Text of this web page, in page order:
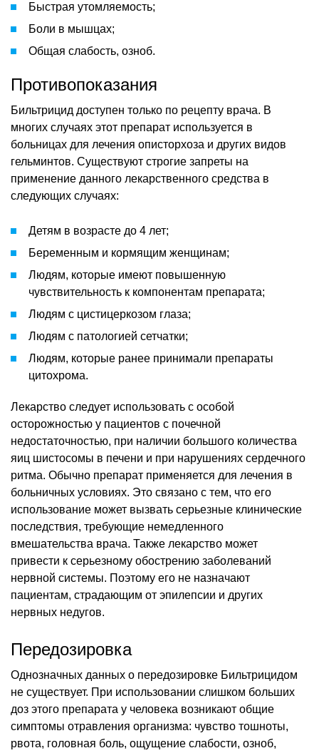
Быстрая утомляемость;
Боли в мышцах;
Общая слабость, озноб.
Противопоказания
Бильтрицид доступен только по рецепту врача. В
многих случаях этот препарат используется в
больницах для лечения описторхоза и других видов
гельминтов. Существуют строгие запреты на
применение данного лекарственного средства в
следующих случаях:
Детям в возрасте до 4 лет;
Беременным и кормящим женщинам;
Людям, которые имеют повышенную
чувствительность к компонентам препарата;
Людям с цистицеркозом глаза;
Людям с патологией сетчатки;
Людям, которые ранее принимали препараты
цитохрома.
Лекарство следует использовать с особой
осторожностью у пациентов с почечной
недостаточностью, при наличии большого количества
яиц шистосомы в печени и при нарушениях сердечного
ритма. Обычно препарат применяется для лечения в
больничных условиях. Это связано с тем, что его
использование может вызвать серьезные клинические
последствия, требующие немедленного
вмешательства врача. Также лекарство может
привести к серьезному обострению заболеваний
нервной системы. Поэтому его не назначают
пациентам, страдающим от эпилепсии и других
нервных недугов.
Передозировка
Однозначных данных о передозировке Бильтрицидом
не существует. При использовании слишком больших
доз этого препарата у человека возникают общие
симптомы отравления организма: чувство тошноты,
рвота, головная боль, ощущение слабости, озноб,